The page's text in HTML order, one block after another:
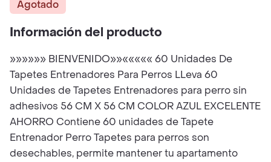
Agotado
Información del producto
»»»»»» BIENVENIDO»»««««« 60 Unidades De
Tapetes Entrenadores Para Perros LLeva 60
Unidades de Tapetes Entrenadores para perro sin
adhesivos 56 CM X 56 CM COLOR AZUL EXCELENTE
AHORRO Contiene 60 unidades de Tapete
Entrenador Perro Tapetes para perros son
desechables, permite mantener tu apartamento